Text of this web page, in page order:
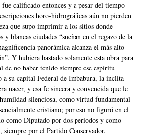
calificado entonces y a pesar del tiempo
horo-hidrográficas aún no pierden
que supo imprimir a los sitios donde
y blancas ciudades “sueñan en el regazo de la
panorámica alcanza el más alto
Y hubiera bastado solamente esta obra para
de no haber tenido siempre ese espíritu
a su capital Federal de Imbabura, la ínclita
nacer, y esa fe sincera y convencida que le
silenciosa, como virtud fundamental
cristiano; por eso no figuró en el
como Diputado por dos períodos y como
siempre por el Partido Conservador.